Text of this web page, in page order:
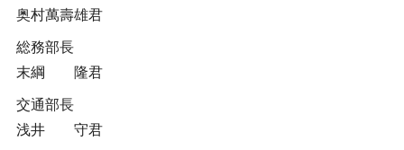
奥村萬壽雄君
総務部長
末綱 隆君
交通部長
浅井 守君